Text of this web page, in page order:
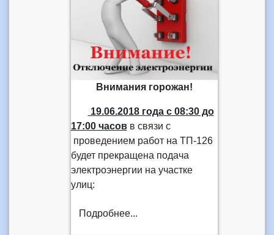
Внимания горожан!
19.06.2018 годас 08:30 до
17:00 часовв связи с
проведением работ на ТП-126
будет прекращена подача
электроэнергии на участке
улиц:
Подробнее...